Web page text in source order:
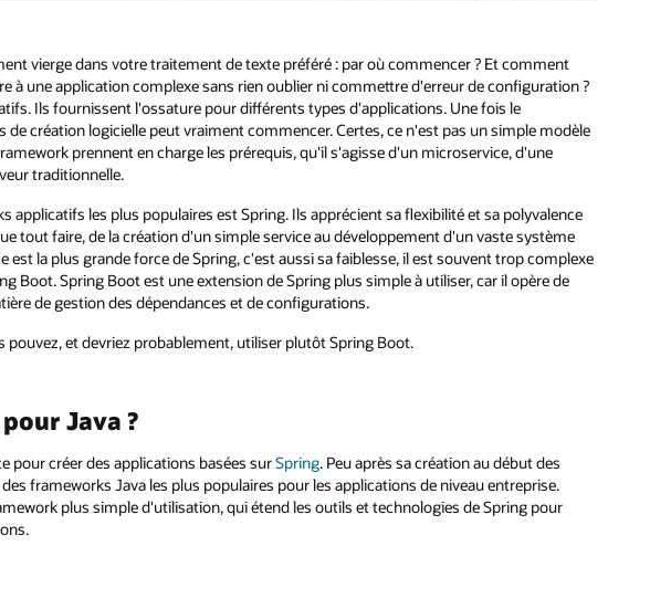
vierge dans votre traitement de texte préféré : par où commencer ? Et comment
à une application complexe sans rien oublier ni commettre d'erreur de configuration ?
Ils fournissent l'ossature pour différents types d'applications. Une fois le
création logicielle peut vraiment commencer. Certes, ce n'est pas un simple modèle
prennent en charge les prérequis, qu'il s'agisse d'un microservice, d'une
traditionnelle.
applicatifs les plus populaires est Spring. Ils apprécient sa flexibilité et sa polyvalence
tout faire, de la création d'un simple service au développement d'un vaste système
est la plus grande force de Spring, c'est aussi sa faiblesse, il est souvent trop complexe
Boot. Spring Boot est une extension de Spring plus simple à utiliser, car il opère de
de gestion des dépendances et de configurations.
pouvez, et devriez probablement, utiliser plutôt Spring Boot.
Java ?
pour créer des applications basées surSpring. Peu après sa création au début des
frameworks Java les plus populaires pour les applications de niveau entreprise.
plus simple d'utilisation, qui étend les outils et technologies de Spring pour